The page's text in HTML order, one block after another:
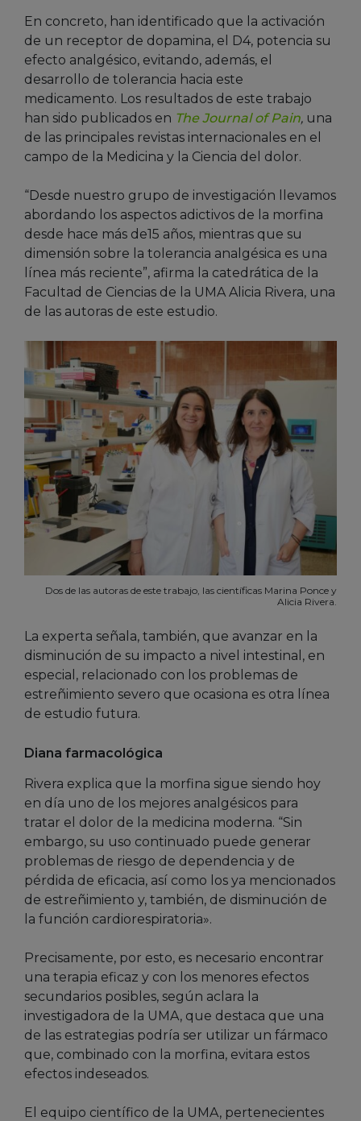
En concreto, han identificado que la activación
de un receptor de dopamina, el D4, potencia su
efecto analgésico, evitando, además, el
desarrollo de tolerancia hacia este
medicamento. Los resultados de este trabajo
han sido publicados en The Journal of Pain, una
de las principales revistas internacionales en el
campo de la Medicina y la Ciencia del dolor.
“Desde nuestro grupo de investigación llevamos
abordando los aspectos adictivos de la morfina
desde hace más de15 años, mientras que su
dimensión sobre la tolerancia analgésica es una
línea más reciente”, afirma la catedrática de la
Facultad de Ciencias de la UMA Alicia Rivera, una
de las autoras de este estudio.
Dos de las autoras de este trabajo, las científicas Marina Ponce y
Alicia Rivera.
La experta señala, también, que avanzar en la
disminución de su impacto a nivel intestinal, en
especial, relacionado con los problemas de
estreñimiento severo que ocasiona es otra línea
de estudio futura.
Diana farmacológica
Rivera explica que la morfina sigue siendo hoy
en día uno de los mejores analgésicos para
tratar el dolor de la medicina moderna. “Sin
embargo, su uso continuado puede generar
problemas de riesgo de dependencia y de
pérdida de eficacia, así como los ya mencionados
de estreñimiento y, también, de disminución de
la función cardiorespiratoria».
Precisamente, por esto, es necesario encontrar
una terapia eficaz y con los menores efectos
secundarios posibles, según aclara la
investigadora de la UMA, que destaca que una
de las estrategias podría ser utilizar un fármaco
que, combinado con la morfina, evitara estos
efectos indeseados.
El equipo científico de la UMA, pertenecientes